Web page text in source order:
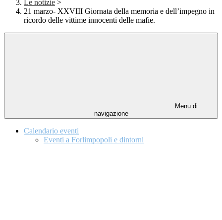
Le notizie >
21 marzo- XXVIII Giornata della memoria e dell’impegno in
ricordo delle vittime innocenti delle mafie.
Menu di
navigazione
Calendario eventi
Eventi a Forlimpopoli e dintorni